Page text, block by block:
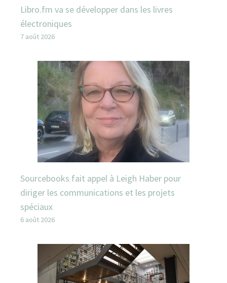
Libro.fm va se développer dans les livres
électroniques
7 août 2026
Sourcebooks fait appel à Leigh Haber pour
diriger les communications et les projets
spéciaux
6 août 2026